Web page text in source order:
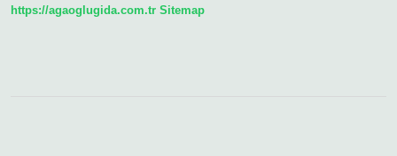
https://agaoglugida.com.tr Sitemap